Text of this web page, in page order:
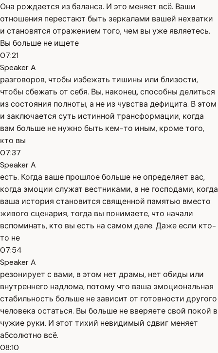
Она рождается из баланса. И это меняет всё. Ваши
отношения перестают быть зеркалами вашей нехватки
и становятся отражением того, чем вы уже являетесь.
Вы больше не ищете
07:21
Speaker A
разговоров, чтобы избежать тишины или близости,
чтобы сбежать от себя. Вы, наконец, способны делиться
из состояния полноты, а не из чувства дефицита. В этом
и заключается суть истинной трансформации, когда
вам больше не нужно быть кем-то иным, кроме того,
кто вы
07:37
Speaker A
есть. Когда ваше прошлое больше не определяет вас,
когда эмоции служат вестниками, а не господами, когда
ваша история становится священной памятью вместо
живого сценария, тогда вы понимаете, что начали
вспоминать, кто вы есть на самом деле. Даже если кто-
то не
07:54
Speaker A
резонирует с вами, в этом нет драмы, нет обиды или
внутреннего надлома, потому что ваша эмоциональная
стабильность больше не зависит от готовности другого
человека остаться. Вы больше не вверяете свой покой в
чужие руки. И этот тихий невидимый сдвиг меняет
абсолютно всё.
08:10